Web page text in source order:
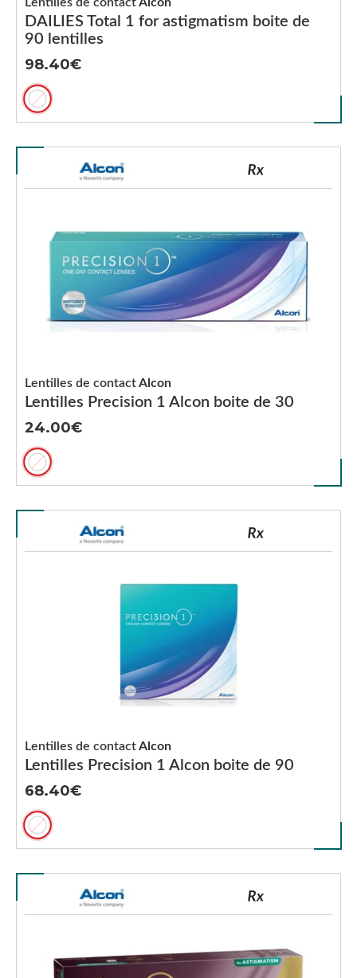
DAILIES Total 1 for astigmatism boite de
90 lentilles
98.40
Lentilles Precision 1 Alcon boite de 30
Lentilles de contactAlcon
24.00
Lentilles Precision 1 Alcon boite de 90
Lentilles de contactAlcon
68.40